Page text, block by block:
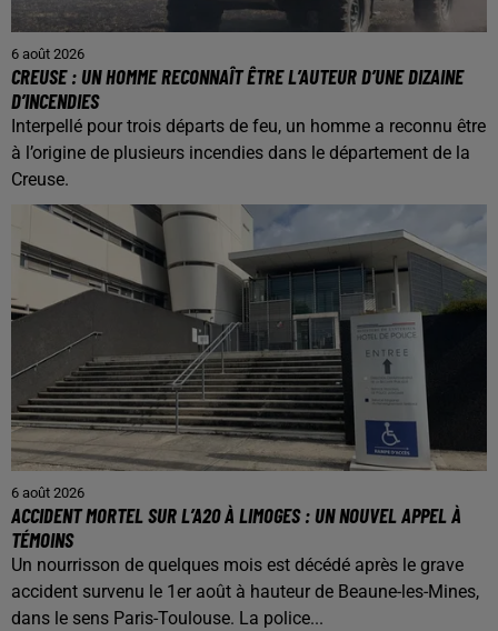
6 août 2026
CREUSE : UN HOMME RECONNAÎT ÊTRE L’AUTEUR D’UNE DIZAINE
D’INCENDIES
Interpellé pour trois départs de feu, un homme a reconnu être
à l’origine de plusieurs incendies dans le département de la
Creuse.
6 août 2026
ACCIDENT MORTEL SUR L’A20 À LIMOGES : UN NOUVEL APPEL À
TÉMOINS
Un nourrisson de quelques mois est décédé après le grave
accident survenu le 1er août à hauteur de Beaune-les-Mines,
dans le sens Paris-Toulouse. La police...